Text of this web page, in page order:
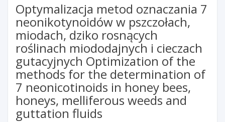
Optymalizacja metod oznaczania 7
neonikotynoidów w pszczołach,
miodach, dziko rosnących
roślinach miododajnych i cieczach
gutacyjnych Optimization of the
methods for the determination of
7 neonicotinoids in honey bees,
honeys, melliferous weeds and
guttation fluids